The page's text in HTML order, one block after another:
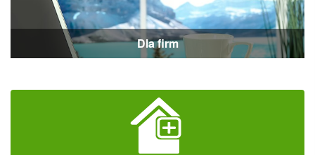
Dla firm